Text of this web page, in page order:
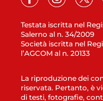
Testata iscritta nel
Salerno al n. 34/2009
Società iscritta nel
l’AGCOM al n. 20133
La riproduzione dei
riservata. Pertanto, è
di testi, fotografie,